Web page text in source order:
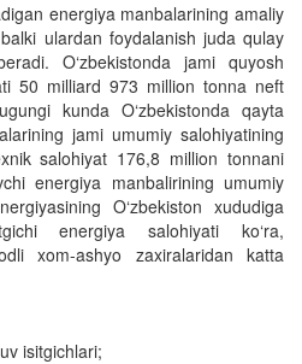
energiya manbalarining amaliy
ulardan foydalanish juda qulay
O‘zbekistonda jami quyosh
50 milliard 973 million tonna neft
kunda O‘zbekistonda qayta
jami umumiy salohiyatining
salohiyat 176,8 million tonnani
energiya manbalirining umumiy
O‘zbekiston xududiga
energiya salohiyati ko‘ra,
xom-ashyo zaxiralaridan katta
isitgichlari;